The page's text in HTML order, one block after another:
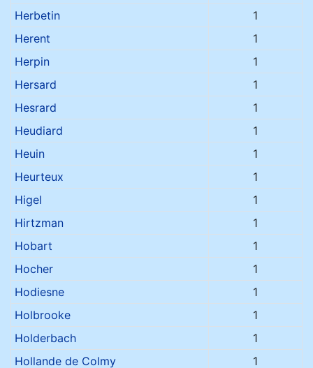
Herbetin
1
Herent
1
Herpin
1
Hersard
1
Hesrard
1
Heudiard
1
Heuin
1
Heurteux
1
Higel
1
Hirtzman
1
Hobart
1
Hocher
1
Hodiesne
1
Holbrooke
1
Holderbach
1
Hollande de Colmy
1